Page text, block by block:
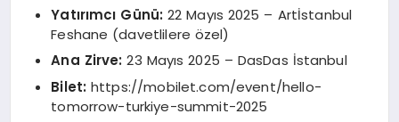
Yatırımcı Günü: 22 Mayıs 2025 – Artİstanbul
Feshane (davetlilere özel)
Ana Zirve: 23 Mayıs 2025 – DasDas İstanbul
Bilet: https://mobilet.com/event/hello-
tomorrow-turkiye-summit-2025